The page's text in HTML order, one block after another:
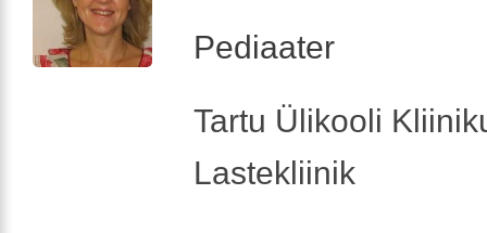
Pediaater
Tartu Ülikooli
Lastekliinik